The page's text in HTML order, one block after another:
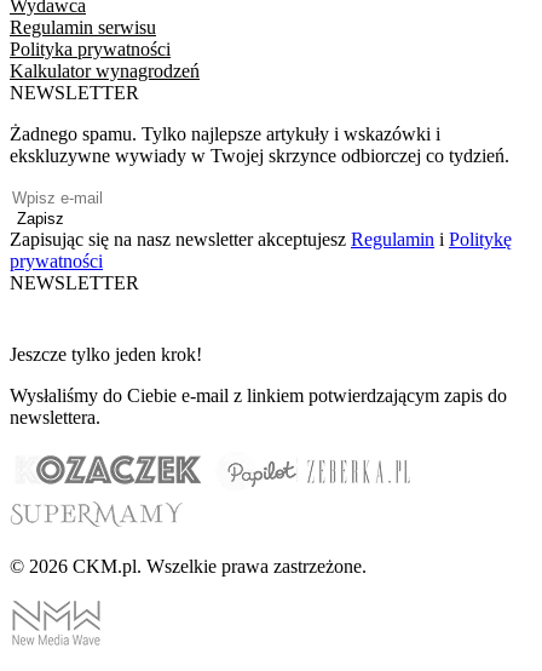
Wydawca
Regulamin serwisu
Polityka prywatności
Kalkulator wynagrodzeń
NEWSLETTER
Żadnego spamu. Tylko najlepsze artykuły i wskazówki i
ekskluzywne wywiady w Twojej skrzynce odbiorczej co tydzień.
Zapisz
Zapisując się na nasz newsletter akceptujesz Regulamin i Politykę
prywatności
NEWSLETTER
Jeszcze tylko jeden krok!
Wysłaliśmy do Ciebie e-mail z linkiem potwierdzającym zapis do
newslettera.
© 2026 CKM.pl. Wszelkie prawa zastrzeżone.